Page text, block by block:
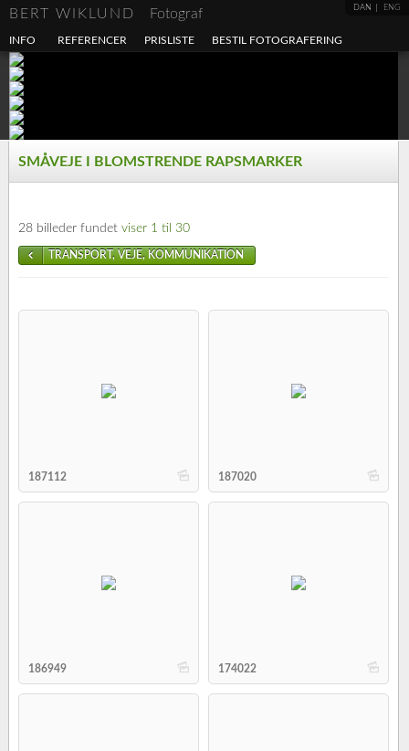
DAN ENG
BERT WIKLUND Fotograf
INFO REFERENCER PRISLISTE BESTIL FOTOGRAFERING
SMÅVEJE I BLOMSTRENDE RAPSMARKER
28 billeder fundet viser 1 til 30
TRANSPORT, VEJE, KOMMUNIKATION
b
187112 b
187020
b
186949 b
174022